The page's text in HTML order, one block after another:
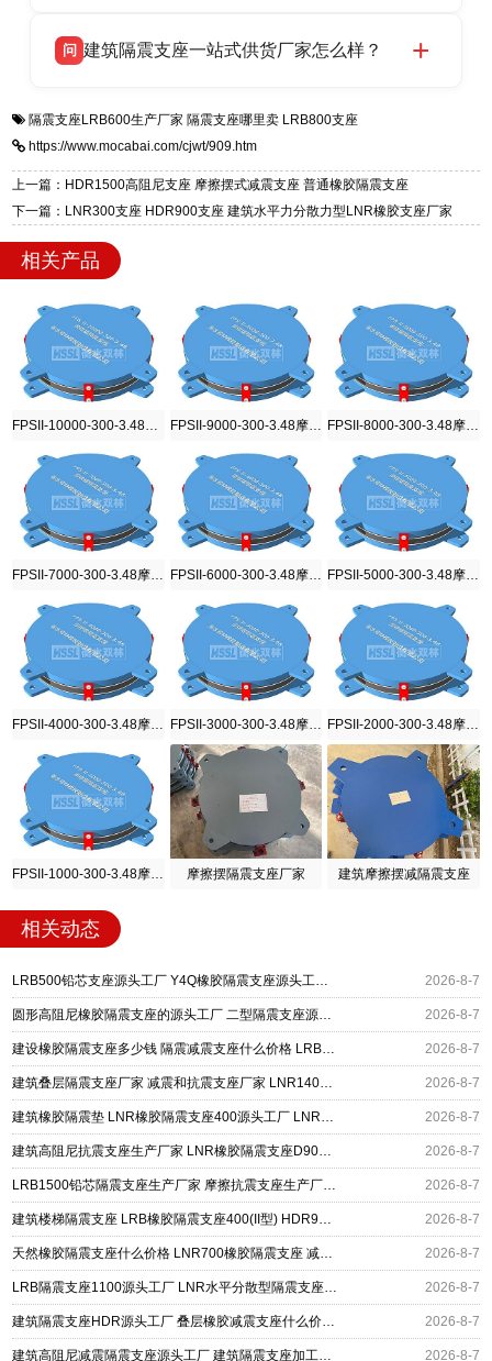
适用于民用住宅隔震工程，实体工厂现货充足，
震支座，电话：13323182312，地址：衡水高新
区迎宾大街 9 号。
问 建筑隔震支座一站式供货厂家怎么样？
一站式供货厂家，拥有多年行业生产经验，国标
标准生产 LRB/LNR/HDR/FPS 全系列支座，资
质、检测报告完备，提供选型、深化、供货、安
装指导全套服务，厂址衡水高新区北方工业基地
隔震支座LRB600生产厂家 隔震支座哪里卖 LRB800支座
https://www.mocabai.com/cjwt/909.htm
上一篇：HDR1500高阻尼支座 摩擦摆式减震支座 普通橡胶隔震支座
下一篇：LNR300支座 HDR900支座 建筑水平力分散力型LNR橡胶支座厂家
相关产品
FPSII-9000-300-3.48摩擦摆隔震支座
FPSII-6000-300-3.48摩擦摆隔震支座
FPSII-3000-300-3.48摩擦摆隔震支座
摩擦摆隔震支座厂家 建筑摩擦摆减隔震支座
相关动态
LRB500铅芯支座源头工厂 Y4Q橡胶隔震支座源头工厂 摩擦摆减隔震支座厂家 2026-8-7
圆形高阻尼橡胶隔震支座的源头工厂 二型隔震支座源头工厂 水平力分散型橡胶隔震支座厂家电话 2026-8-7
建设橡胶隔震支座多少钱 隔震减震支座什么价格 LRB400橡胶隔震支座厂家 2026-8-7
建筑叠层隔震支座厂家 减震和抗震支座厂家 LNR1400隔震支座厂家 2026-8-7
建筑橡胶隔震垫 LNR橡胶隔震支座400源头工厂 LNR橡胶隔震支座900(II型) 2026-8-7
建筑高阻尼抗震支座生产厂家 LNR橡胶隔震支座D900 铅芯建筑橡胶隔震支座 2026-8-7
LRB1500铅芯隔震支座生产厂家 摩擦抗震支座生产厂家 摩擦摆隔震支座FBD 2026-8-7
建筑楼梯隔震支座 LRB橡胶隔震支座400(II型) HDR900高阻尼橡胶支座源头工厂 2026-8-7
天然橡胶隔震支座什么价格 LNR700橡胶隔震支座 减震隔震支座工厂生产厂家 2026-8-7
LRB隔震支座1100源头工厂 LNR水平分散型隔震支座生产厂家 橡胶隔震支座价格厂家 2026-8-7
建筑隔震支座HDR源头工厂 叠层橡胶减震支座什么价格 抗拔减震支座厂家 2026-8-7
建筑高阻尼减震隔震支座源头工厂 建筑隔震支座加工生产厂家 LNR400天然橡胶支座厂家电话 2026-8-7